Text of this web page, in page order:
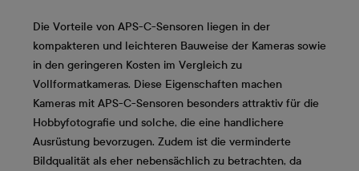
Die Vorteile von APS-C-Sensoren liegen in der
kompakteren und leichteren Bauweise der Kameras sowie
in den geringeren Kosten im Vergleich zu
Vollformatkameras. Diese Eigenschaften machen
Kameras mit APS-C-Sensoren besonders attraktiv für die
Hobbyfotografie und solche, die eine handlichere
Ausrüstung bevorzugen. Zudem ist die verminderte
Bildqualität als eher nebensächlich zu betrachten, da